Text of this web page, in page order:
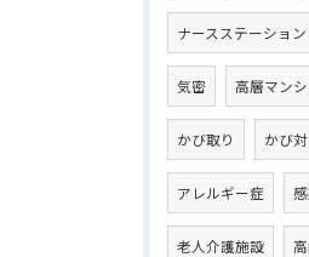
ナースステーション
気密 高層マン
かび取り かび
アレルギー症
老人介護施設